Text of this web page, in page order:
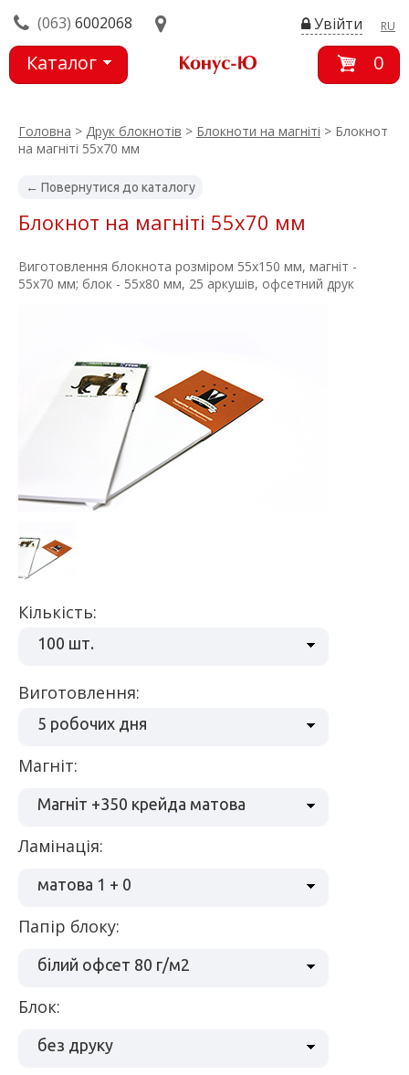
(063) 6002068 RU
Увійти
Каталог
0
Головна > Друк блокнотів > Блокноти на магніті > Блокнот
на магніті 55х70 мм
← Повернутися до каталогу
Блокнот на магніті 55х70 мм
Виготовлення блокнота розміром 55х150 мм, магніт -
55х70 мм; блок - 55х80 мм, 25 аркушів, офсетний друк
Кількість:
100 шт.
Виготовлення:
5 робочих дня
Магніт:
Магніт +350 крейда матова
ламінація:
матова 1 + 0
Папір блоку:
білий офсет 80 г/м2
блок:
без друку